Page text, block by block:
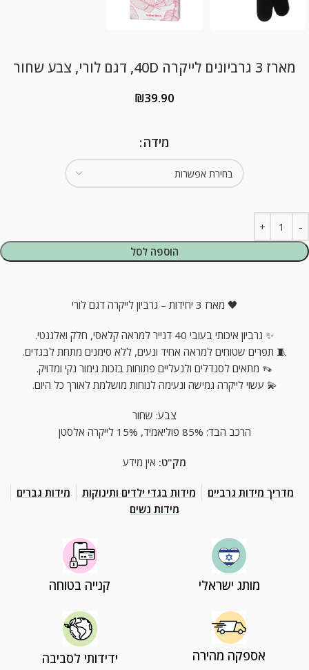
מארז 3 גרביונים לייקרה 40D, דגם לורי, צבע שחור
₪39.90
מידה
הוספה לסל
🖤 מארז 3 יחידות – גרביון לייקרה דגם לורי
✨ גרביון איכותי בעובי 40 דנייר למראה קלאסי, חלק ואלגנטי.
🧵 תפרים שטוחים למראה אחיד ונעים, ללא סימנים מתחת לבגדים.
👡 מתאים לסנדלים ולנעליים פתוחות בזכות גימור נקי ומדויק.
💫 עשוי לייקרה גמישה ונעימה לנוחות מושלמת לאורך כל היום.
צבע: שחור
הרכב הבד: 85% פוליאמיד, 15% לייקרה אלסטן
מק"ט: אין מידע
מדריך מידות גרביים מידות בגדי ילדים ותינוקות
מידות גברים
מידות נשים
מותג ישראלי קנייה בטוחה
אספקה מהירה ידידותי לסביבה